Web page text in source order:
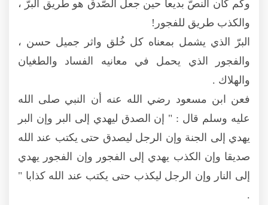
وكم كان النصّ بديعاً حين جعل الصّدق هو طريق البرّ ،
والكذب طريق للفجور!
البرّ الذي يشمل بمعناه كل خُلق واثر جميل حسن ،
والفجور الذي يحمل في معانيه الفساد والطغيان
والهلاك .
فعن ابن مسعود رضي الله عنه أن النبي صلى الله
عليه وسلم قال : " إن الصدق ليهدي إلى البر وإن البر
يهدي إلى الجنة وإن الرجل ليصدق حتى يكتب عند الله
صديقا وإن الكذب يهدي إلى الفجور وإن الفجور يهدي
إلى النار وإن الرجل ليكذب حتى يكتب عند الله كذابا "
.